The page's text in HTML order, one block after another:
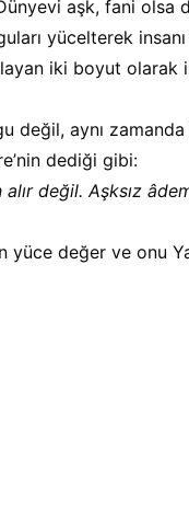
aşk, fani olsa
yücelterek
iki boyut olarak
değil, aynı zamanda
dediği gibi:
alır değil. Aşksız
yüce değer ve onu